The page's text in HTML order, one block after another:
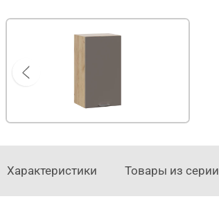
Характеристики Товары из серии